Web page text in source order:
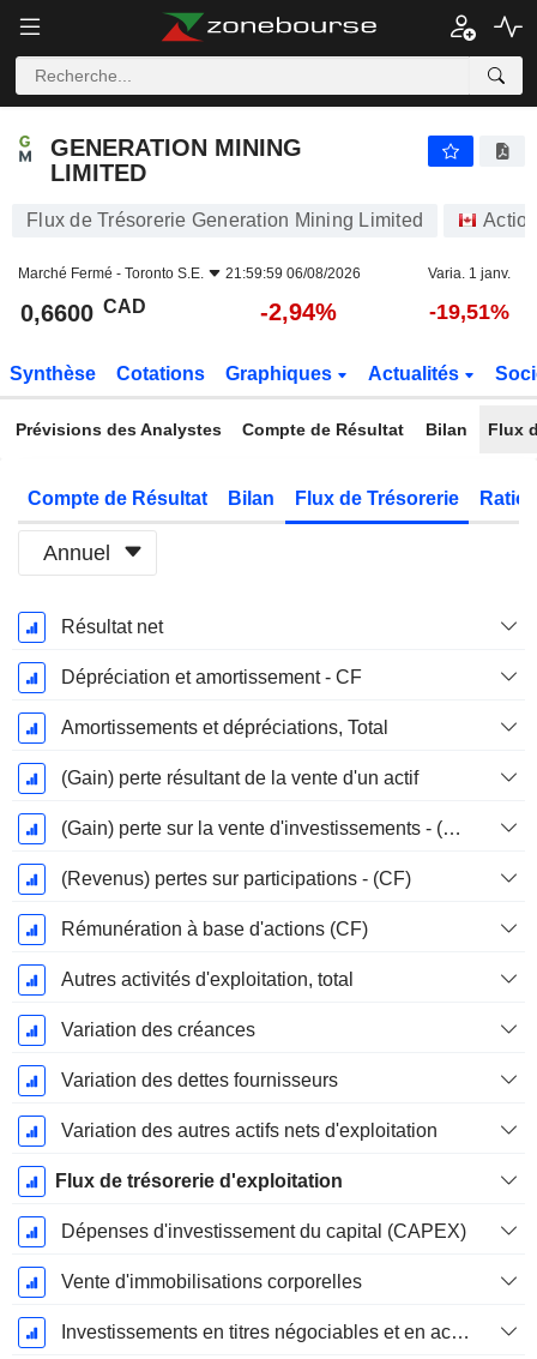
GENERATION MINING
LIMITED
Flux de Trésorerie Generation Mining Limited
Marché Fermé - Toronto S.E. 21:59:59 06/08/2026 Varia. 1 janv.
0,6600 CAD -2,94% -19,51%
Synthèse Cotations Graphiques Actualités
Prévisions des Analystes Compte de Résultat Bilan Flux
Compte de Résultat Bilan Flux de Trésorerie
Annuel
Période
Fiscale:
Décembre
Résultat net
Dépréciation et amortissement - CF
Amortissements et dépréciations, Total
(Gain) perte résultant de la vente d'un actif
(Gain) perte sur la vente d'investissements - (CF)
(Revenus) pertes sur participations - (CF)
Rémunération à base d'actions (CF)
Autres activités d'exploitation, total
Variation des créances
Variation des dettes fournisseurs
Variation des autres actifs nets d'exploitation
Flux de trésorerie d'exploitation
Dépenses d'investissement du capital (CAPEX)
Vente d'immobilisations corporelles
Investissements en titres négociables et en actions, total